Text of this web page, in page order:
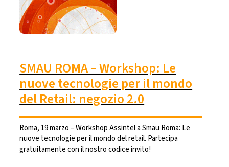
SMAU ROMA – Workshop: Le
nuove tecnologie per il mondo
del Retail: negozio 2.0
Roma, 19 marzo – Workshop Assintel a Smau Roma: Le
nuove tecnologie per il mondo del retail. Partecipa
gratuitamente con il nostro codice invito!